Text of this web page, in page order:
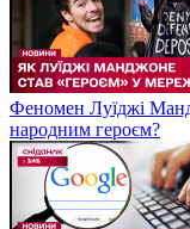
Феномен Луїджі
народним героєм?